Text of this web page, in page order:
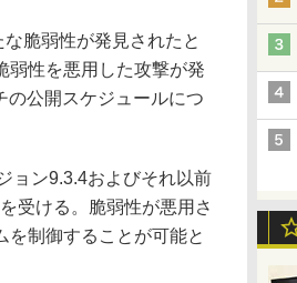
脆弱性が発見されたと
弱性を悪用した攻撃が発
の公開スケジュールにつ
ョン9.3.4およびそれ以前
受ける。脆弱性が悪用さ
を制御することが可能と